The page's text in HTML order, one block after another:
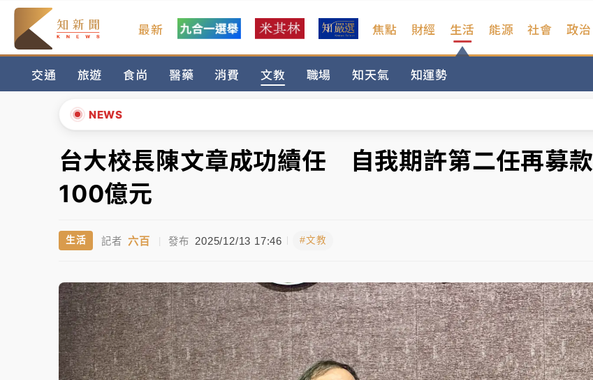
最新 焦點 財經 生活
交通 旅遊 食尚 醫藥 消費 文教 職場 知天氣 知運勢
能源 社會 政治
NEWS
白海豚逼近！新北高灘地停車場下午4時強制拖吊 中午開放水門周邊紅黃線停車
中颱白海豚環流掠北海！今明防劇烈降雨 東部高溫飆38度
周末精選｜ 慈濟遭詐10億完整始末曝！律師掮客大玩兩面手法 郭台銘、蔡英文成關鍵
本周爆款短影音｜
蔣萬安的建中同學！47歲法律學霸戰桃園 公開上任首要3件事
白海豚逼近！新北高灘地停車場下午4時強制拖吊 中午開放水門周邊紅黃線停車
中颱白海豚環流掠北海！今明防劇烈降雨 東部高溫飆38度
周末精選｜ 慈濟遭詐10億完整始末曝！律師掮客大玩兩面手法 郭台銘、蔡英文成關鍵
▲
台大校長陳文章成功續任 自我期許第二任再募款
100億元
生活 記者 六百 | 發布 2025/12/13 17:46 #文教